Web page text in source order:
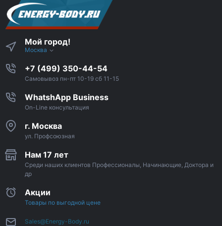
Мой город!
Москва
+7 (499) 350-44-54
Самовывоз пн-пт 10-19 сб 11-15
WhatshApp Business
On-Line консультация
г. Москва
ул. Профсоюзная
Нам 17 лет
Среди наших клиентов Профессионалы, Начинающие, Доктора и
др
Акции
Товары по выгодной цене
Sales@Energy-Body.ru